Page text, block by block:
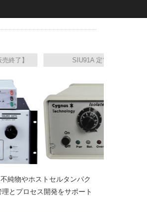
SIU91A 定電流アイソレータ
純物やホストセルタンパク
とプロセス開発をサポート